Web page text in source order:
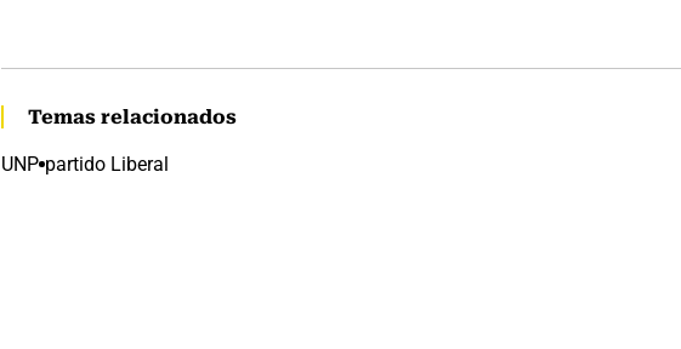
Temas relacionados
UNP partido Liberal